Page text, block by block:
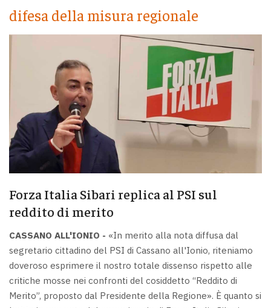
difesa della misura regionale
Forza Italia Sibari replica al PSI sul
reddito di merito
CASSANO ALL'IONIO - «In merito alla nota diffusa dal
segretario cittadino del PSI di Cassano all'Ionio, riteniamo
doveroso esprimere il nostro totale dissenso rispetto alle
critiche mosse nei confronti del cosiddetto “Reddito di
Merito”, proposto dal Presidente della Regione». È quanto si